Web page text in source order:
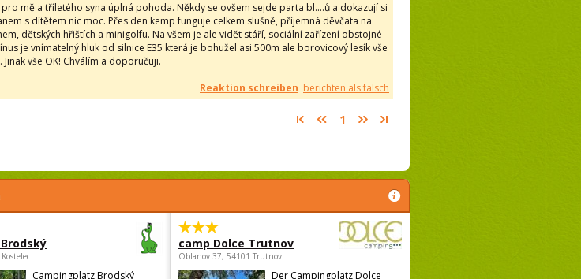
mě a tříletého syna úplná pohoda. Někdy se ovšem sejde parta bl....ů a dokazují si
s dítětem nic moc. Přes den kemp funguje celkem slušně, příjemná děvčata na
dětských hřištích a minigolfu. Na všem je ale vidět stáří, sociální zařízení obstojné
je vnímatelný hluk od silnice E35 která je bohužel asi 500m ale borovicový lesík vše
vše OK! Chválím a doporučuji.
Reaktion schreiben berichten als falsch
1
Campingplatz Brodský
camp Dolce Trutnov
Oblanov 37, 54101 Trutnov
Der Campingplatz Dolce